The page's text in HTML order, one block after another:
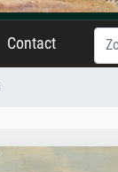
Contact